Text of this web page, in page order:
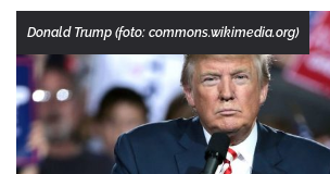
Donald Trump (foto: commons.wikimedia.org)